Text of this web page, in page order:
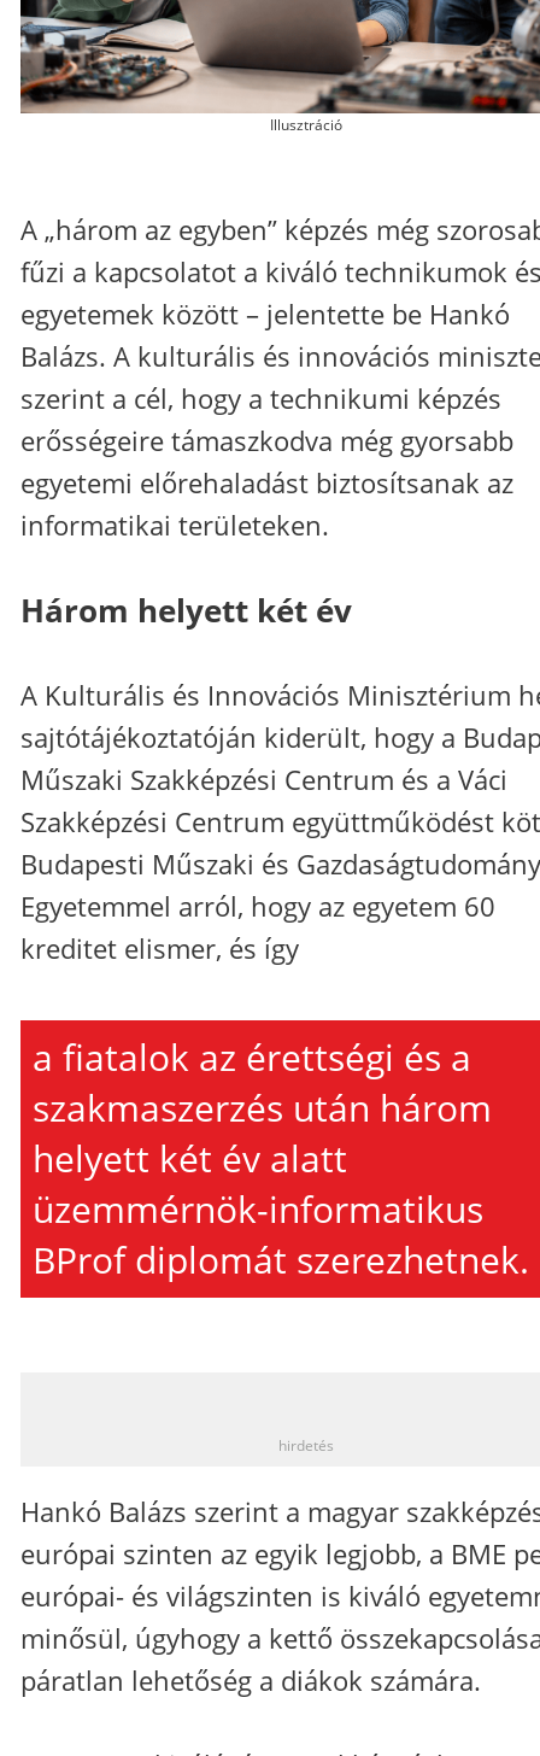
Illusztráció
A „három az egyben” képzés még
fűzi a kapcsolatot a kiváló technikumok
egyetemek között – jelentette be Hankó
Balázs. A kulturális és innovációs
szerint a cél, hogy a technikumi képzés
erősségeire támaszkodva még gyorsabb
egyetemi előrehaladást biztosítsanak az
informatikai területeken.
Három helyett két év
A Kulturális és Innovációs Minisztérium
sajtótájékoztatóján kiderült, hogy a
Műszaki Szakképzési Centrum és a Váci
Szakképzési Centrum együttműködést
Budapesti Műszaki és
Egyetemmel arról, hogy az egyetem 60
kreditet elismer, és így
a fiatalok az érettségi és a
szakmaszerzés után három
helyett két év alatt
üzemmérnök-informatikus
BProf diplomát szerezhetnek.
hirdetés
Hankó Balázs szerint a magyar
európai szinten az egyik legjobb, a BME
európai- és világszinten is kiváló
minősül, úgyhogy a kettő
páratlan lehetőség a diákok számára.